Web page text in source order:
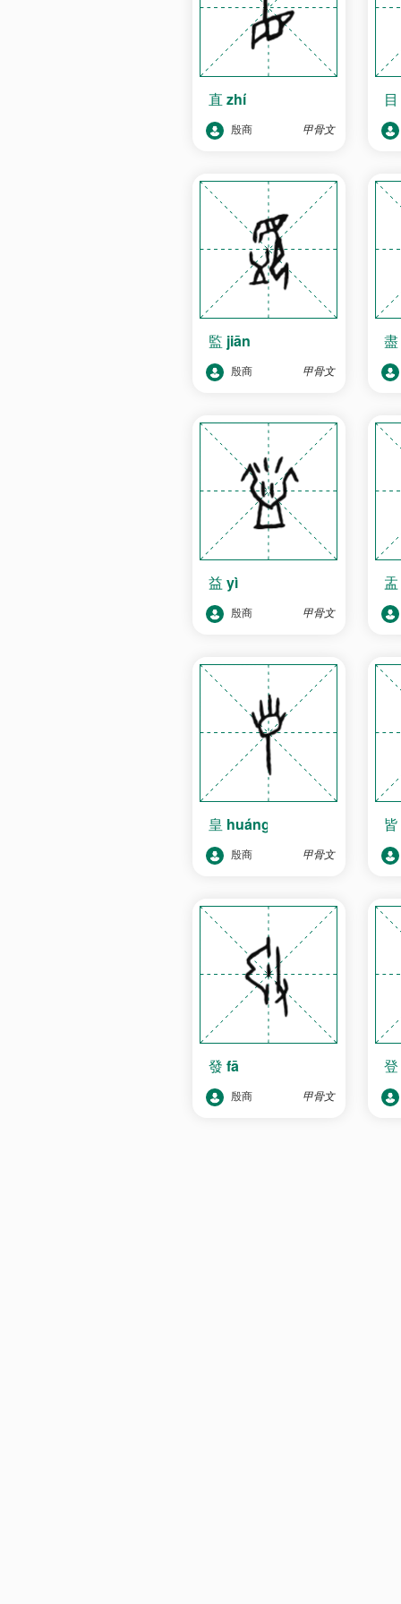
直 zhí
殷商 甲骨文
目
監 jiān
殷商 甲骨文
盡
益 yì
殷商 甲骨文
盂
皇 huáng
殷商 甲骨文
皆
發 fā
殷商 甲骨文
登